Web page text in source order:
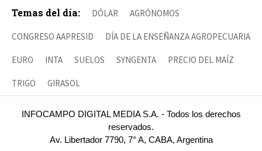
Temas del día: DÓLAR AGRÓNOMOS
CONGRESO AAPRESID DÍA DE LA ENSEÑANZA AGROPECUARIA
EURO INTA SUELOS SYNGENTA PRECIO DEL MAÍZ
TRIGO GIRASOL
INFOCAMPO DIGITAL MEDIA S.A. - Todos los derechos
reservados.
Av. Libertador 7790, 7° A, CABA, Argentina